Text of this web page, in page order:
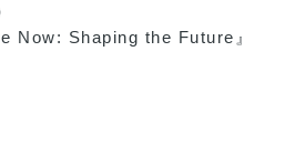
Now: Shaping the Future』